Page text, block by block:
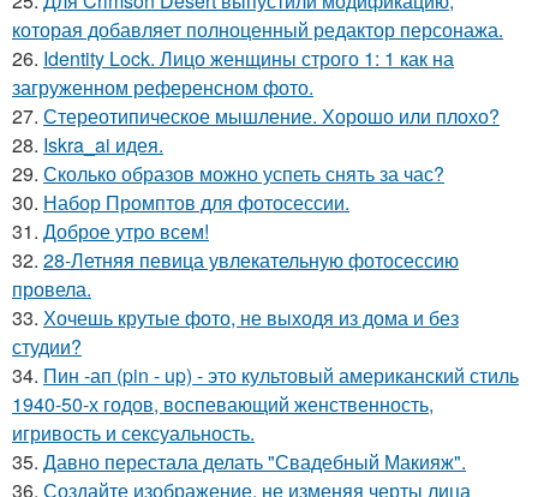
которая добавляет полноценный редактор персонажа.
26. Identity Lock. Лицо женщины строго 1: 1 как на
загруженном референсном фото.
27. Стереотипическое мышление. Хорошо или плохо?
28. Iskra_ai идея.
29. Сколько образов можно успеть снять за час?
30. Набор Промптов для фотосессии.
31. Доброе утро всем!
32. 28-Летняя певица увлекательную фотосессию
провела.
33. Хочешь крутые фото, не выходя из дома и без
студии?
34. Пин -ап (pin - up) - это культовый американский стиль
1940-50-х годов, воспевающий женственность,
игривость и сексуальность.
35. Давно перестала делать "Свадебный Макияж".
36. Создайте изображение, не изменяя черты лица